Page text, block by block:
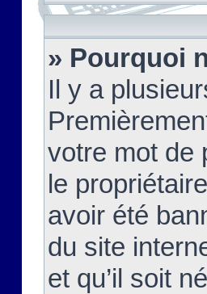
» Pourquoi
Il y a
votre mot de
le
avoir été
du site
et qu’il soit